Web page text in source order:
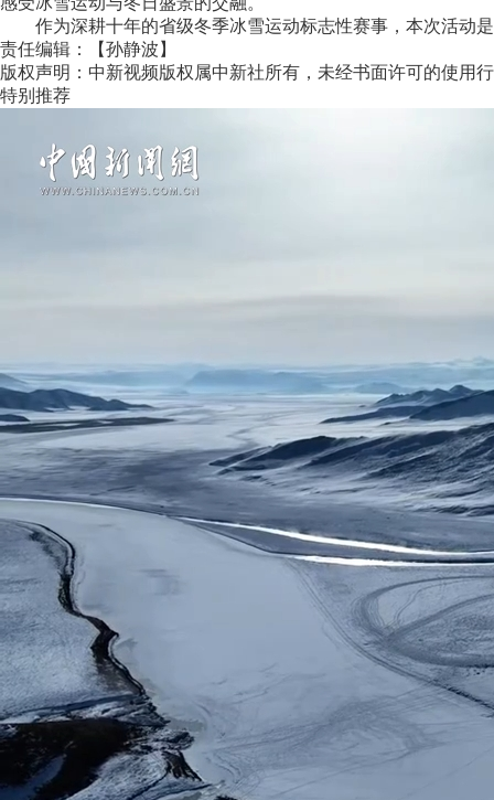
作为深耕十年的省级冬季冰雪运动标志性赛事，本次活动
责任编辑：【孙静波】
版权声明：中新视频版权属中新社所有，未经书面许可的使用
特别推荐